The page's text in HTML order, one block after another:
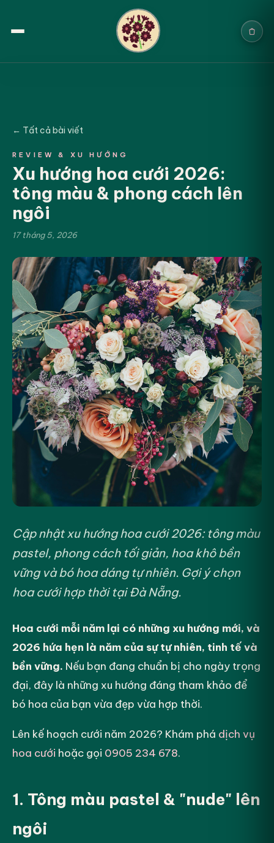
Blogs
Chính sách
Địa chỉ & Liên hệ
Tìm sản phẩm
← Tất cả bài viết
REVIEW & XU HƯỚNG
Xu hướng hoa cưới 2026:
tông màu & phong cách lên
ngôi
17 tháng 5, 2026
Cập nhật xu hướng hoa cưới 2026: tông màu
pastel, phong cách tối giản, hoa khô bền
vững và bó hoa dáng tự nhiên. Gợi ý chọn
hoa cưới hợp thời tại Đà Nẵng.
Hoa cưới mỗi năm lại có những xu hướng mới, và
2026 hứa hẹn là năm của sự tự nhiên, tinh tế và
bền vững. Nếu bạn đang chuẩn bị cho ngày trọng
đại, đây là những xu hướng đáng tham khảo để
bó hoa của bạn vừa đẹp vừa hợp thời.
Lên kế hoạch cưới năm 2026? Khám phá dịch vụ
hoa cưới hoặc gọi 0905 234 678.
1. Tông màu pastel & "nude" lên
ngôi